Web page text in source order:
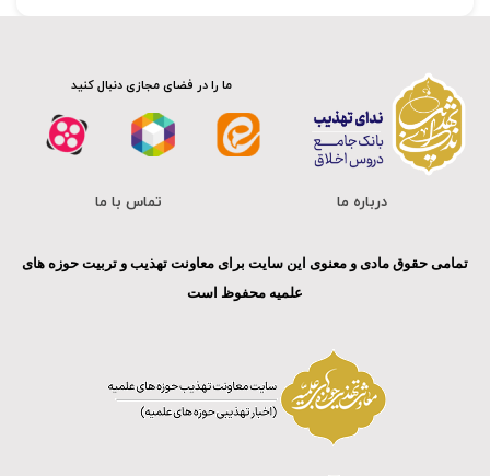
ما را در فضای مجازی دنبال کنید
درباره ما تماس با ما
تمامی حقوق مادی و معنوی این سایت برای معاونت تهذیب و تربیت حوزه های
علمیه محفوظ است